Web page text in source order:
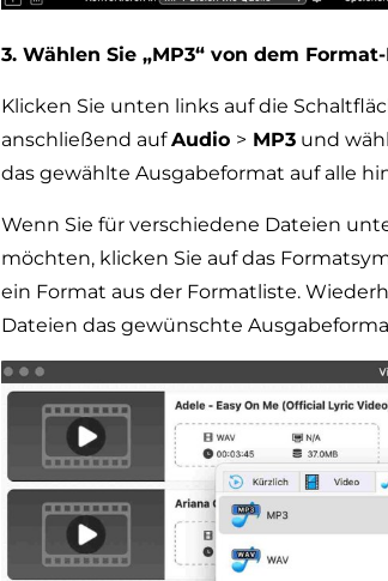
3. Wählen Sie „MP3“ von dem
Klicken Sie unten links auf die
anschließend aufAudio > MP3und
das gewählte Ausgabeformat auf alle
Wenn Sie für verschiedene Dateien
möchten, klicken Sie auf das
ein Format aus der Formatliste.
Dateien das gewünschte